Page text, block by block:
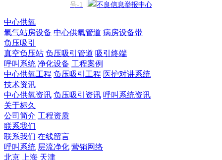
号-1
不良信息举报中心
中心供氧
氧气站房设备 中心供氧管道 病房设备带
负压吸引
真空负压站 负压吸引管道 吸引终端
呼叫系统 净化设备 工程案例
中心供氧工程 负压吸引工程 医护对讲系统
技术资讯
中心供氧资讯 负压吸引资讯 呼叫系统资讯
关于标久
公司简介 工程资质
联系我们
联系我们 在线留言
呼叫系统 层流净化 营销网络
北京
上海 天津